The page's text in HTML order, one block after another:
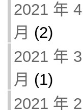
2021 年 4
月 (2)
2021 年 3
月 (1)
2021 年 2